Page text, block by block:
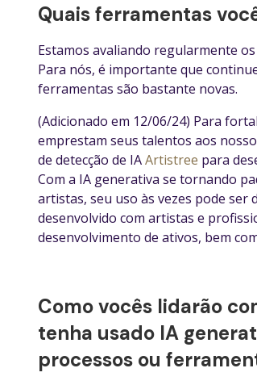
Quais ferramentas
Estamos avaliando regularmente
Para nós, é importante que
ferramentas são bastante novas.
(Adicionado em 12/06/24) Para
emprestam seus talentos aos
de detecção de IAArtistree para
Com a IA generativa se tornando
artistas, seu uso às vezes pode ser
desenvolvido com artistas e
desenvolvimento de ativos, bem
Como vocês lidarão
tenha usado IA
processos ou